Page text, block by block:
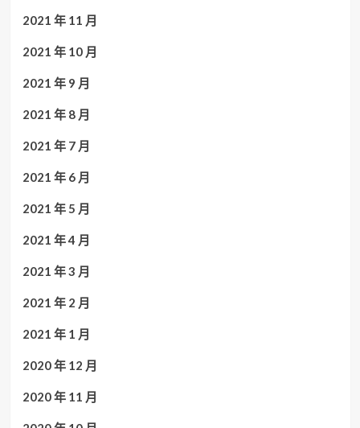
2021 年 11 月
2021 年 10 月
2021 年 9 月
2021 年 8 月
2021 年 7 月
2021 年 6 月
2021 年 5 月
2021 年 4 月
2021 年 3 月
2021 年 2 月
2021 年 1 月
2020 年 12 月
2020 年 11 月